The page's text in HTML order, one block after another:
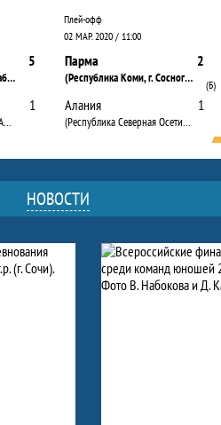
(Республика Татарстан, Елабуга г.)
5
(Нижегородская область, г. Арзамас)
1
Плей-офф
02 МАР. 2020 / 11:00
Парма
(Республика Коми, г. Сосногорск)
2
(Б)
Алания
(Республика Северная Осетия - Алания, г. Владикавказ)
1
НОВОСТИ